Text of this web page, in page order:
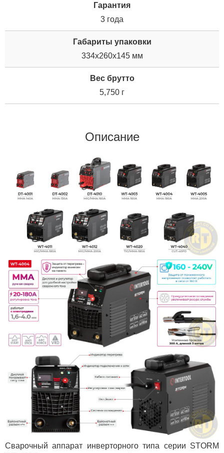
Гарантия
3 года
Габариты упаковки
334x260x145 мм
Вес брутто
5,750 г
Описание
Сварочный аппарат инверторного типа серии STORM